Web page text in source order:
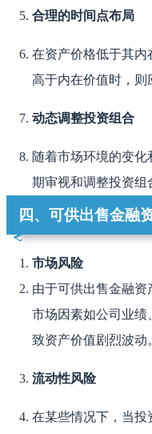
合理的时间点布局
在资产价格低于其内
高于内在价值时，则
动态调整投资组合
随着市场环境的变
期审视和调整投资组
四、可供出售金融
市场风险
由于可供出售金融资
市场因素如公司业绩
致资产价值剧烈波动
流动性风险
在某些情况下，当投